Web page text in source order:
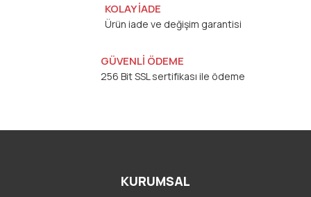
KOLAY İADE
Ürün iade ve değişim garantisi
GÜVENLİ ÖDEME
256 Bit SSL sertifikası ile ödeme
KURUMSAL